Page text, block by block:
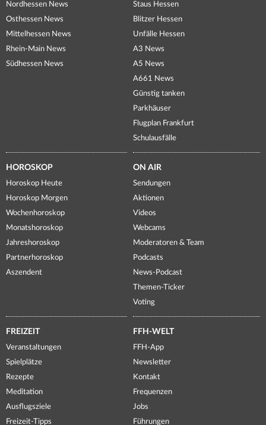
Nordhessen News
Osthessen News
Mittelhessen News
Rhein-Main News
Südhessen News
Staus Hessen
Blitzer Hessen
Unfälle Hessen
A3 News
A5 News
A661 News
Günstig tanken
Parkhäuser
Flugplan Frankfurt
Schulausfälle
HOROSKOP
Horoskop Heute
Horoskop Morgen
Wochenhoroskop
Monatshoroskop
Jahreshoroskop
Partnerhoroskop
Aszendent
ON AIR
Sendungen
Aktionen
Videos
Webcams
Moderatoren & Team
Podcasts
News-Podcast
Themen-Ticker
Voting
FREIZEIT
Veranstaltungen
Spielplätze
Rezepte
Meditation
Ausflugsziele
Freizeit-Tipps
FFH-WELT
FFH-App
Newsletter
Kontakt
Frequenzen
Jobs
Führungen